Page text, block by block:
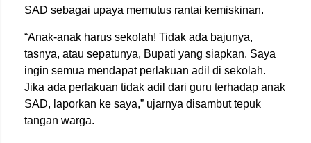
SAD sebagai upaya memutus rantai kemiskinan.
“Anak-anak harus sekolah! Tidak ada bajunya,
tasnya, atau sepatunya, Bupati yang siapkan. Saya
ingin semua mendapat perlakuan adil di sekolah.
Jika ada perlakuan tidak adil dari guru terhadap anak
SAD, laporkan ke saya,” ujarnya disambut tepuk
tangan warga.